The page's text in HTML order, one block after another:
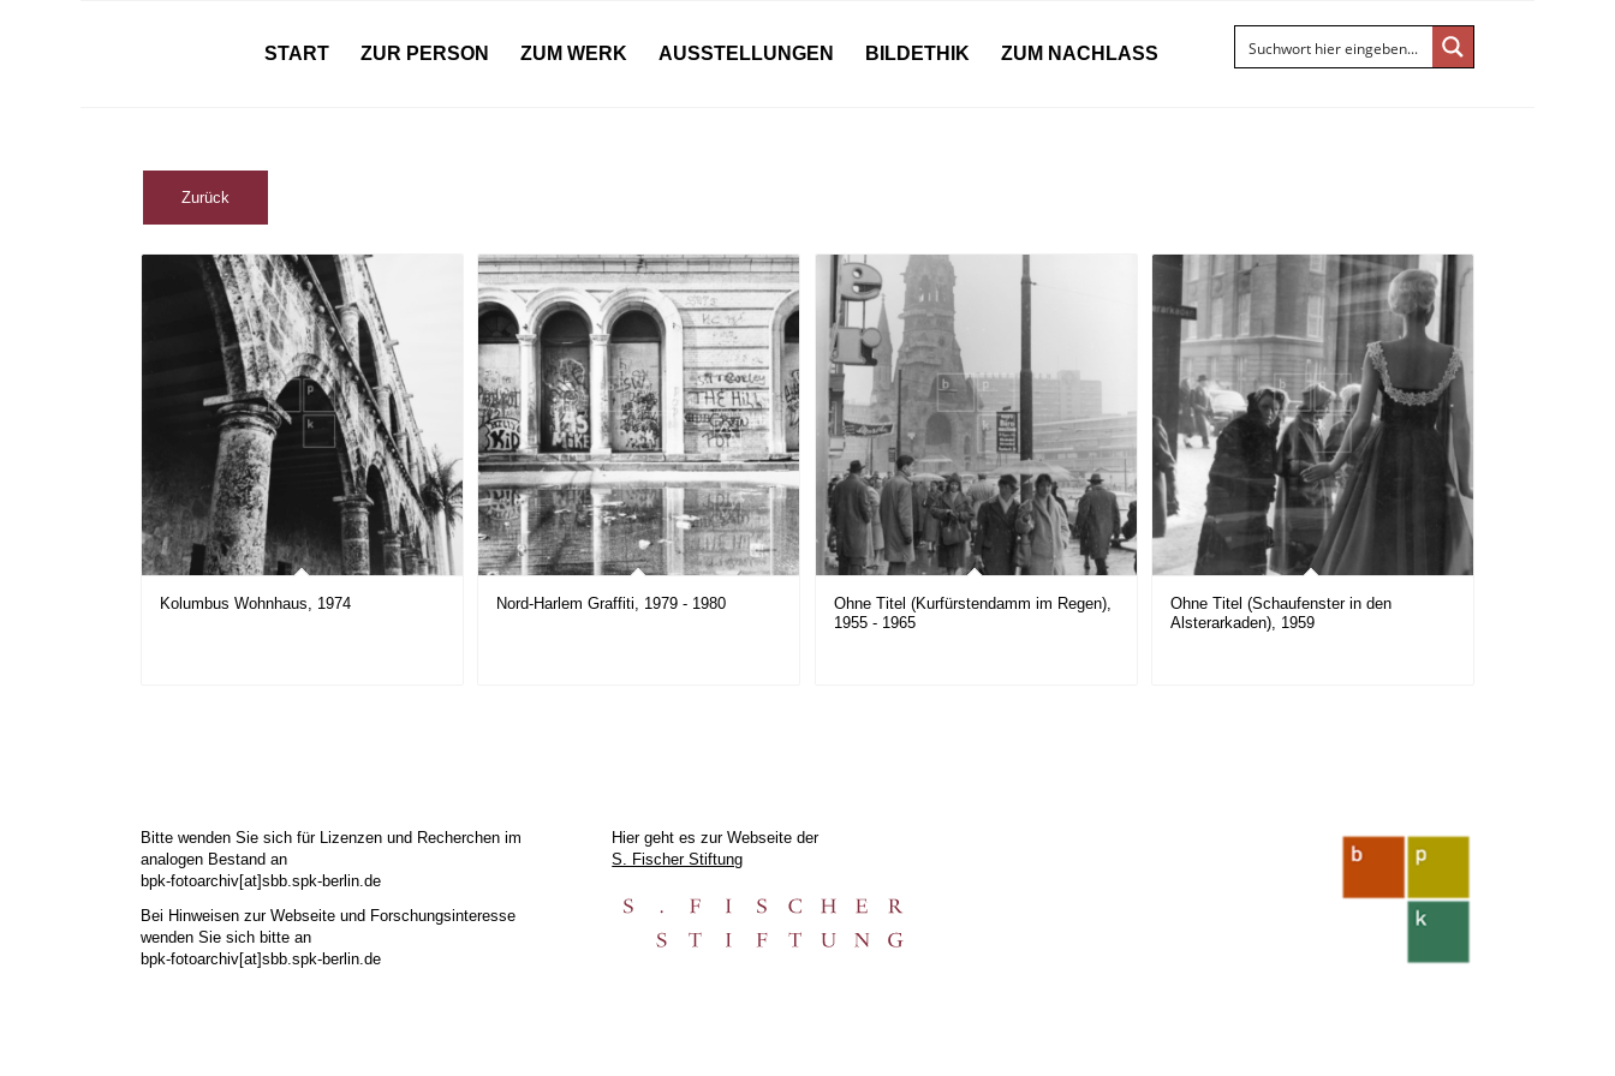
START ZUR PERSON ZUM WERK AUSSTELLUNGEN BILDETHIK ZUM NACHLASS
Kolumbus Wohnhaus, 1974 Nord-Harlem Graffiti, 1979 - 1980
Ohne Titel (Kurfürstendamm im Regen),
1955 - 1965
Ohne Titel (Schaufenster in den
Alsterarkaden), 1959
Bitte wenden Sie sich für Lizenzen und Recherchen im
analogen Bestand an
bpk-fotoarchiv[at]sbb.spk-berlin.de
Bei Hinweisen zur Webseite und Forschungsinteresse
wenden Sie sich bitte an
bpk-fotoarchiv[at]sbb.spk-berlin.de
Hier geht es zur Webseite der
S. Fischer Stiftung